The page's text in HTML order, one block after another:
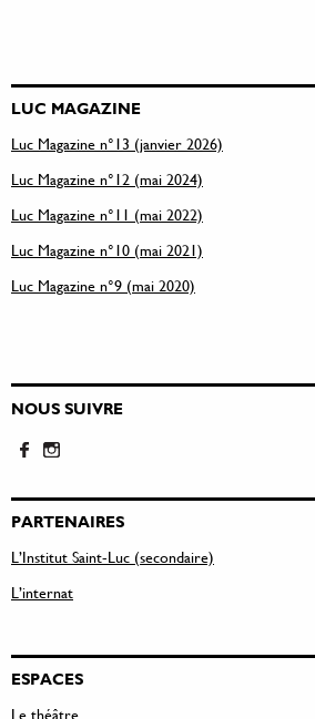
LUC MAGAZINE
Luc Magazine n°13 (janvier 2026)
Luc Magazine n°12 (mai 2024)
Luc Magazine n°11 (mai 2022)
Luc Magazine n°10 (mai 2021)
Luc Magazine n°9 (mai 2020)
NOUS SUIVRE
PARTENAIRES
L’Institut Saint-Luc (secondaire)
L’internat
ESPACES
Le théâtre